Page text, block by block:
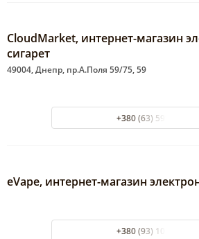
CloudMarket, интернет-магазин
сигарет
49004, Днепр, пр.А.Поля 59/75, 59
+380 (63) 599-48-45
eVape, интернет-магазин
+380 (93) 101-18-97